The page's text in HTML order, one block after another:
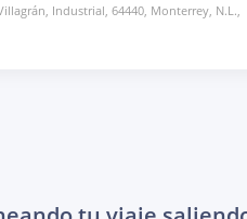
Industrial, 64440, Monterrey, N.L.,